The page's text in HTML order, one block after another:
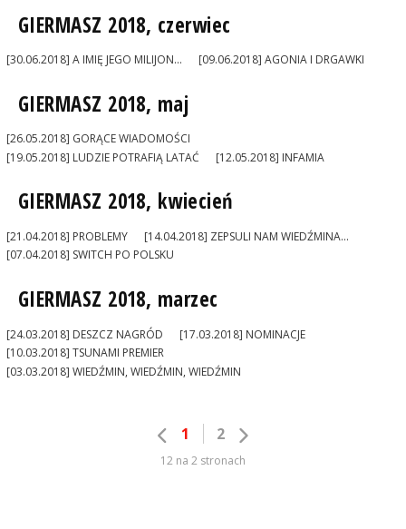
GIERMASZ 2018, czerwiec
[30.06.2018] A IMIĘ JEGO MILIJON... [09.06.2018] AGONIA I DRGAWKI
GIERMASZ 2018, maj
[26.05.2018] GORĄCE WIADOMOŚCI
[19.05.2018] LUDZIE POTRAFIĄ LATAĆ
[12.05.2018] INFAMIA
GIERMASZ 2018, kwiecień
[21.04.2018] PROBLEMY
[14.04.2018] ZEPSULI NAM WIEDŹMINA...
[07.04.2018] SWITCH PO POLSKU
GIERMASZ 2018, marzec
[24.03.2018] DESZCZ NAGRÓD
[17.03.2018] NOMINACJE
[10.03.2018] TSUNAMI PREMIER
[03.03.2018] WIEDŹMIN, WIEDŹMIN, WIEDŹMIN
1 2
12 na 2 stronach